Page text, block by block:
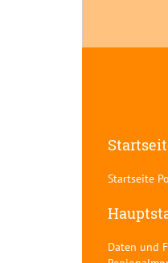
Startseite
Daten und